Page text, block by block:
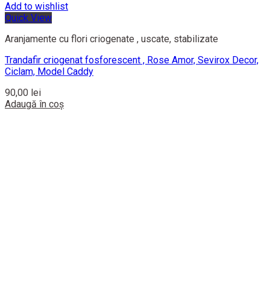
Add to wishlist
Quick View
Aranjamente cu flori criogenate , uscate, stabilizate
Trandafir criogenat fosforescent , Rose Amor, Sevirox Decor,
Ciclam, Model Caddy
90,00 lei
Adaugă în coș